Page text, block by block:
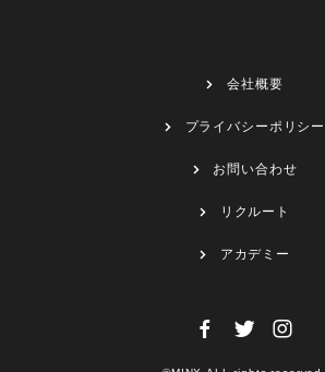
会社概要
プライバシーポリシー
お問い合わせ
リクルート
アカデミー